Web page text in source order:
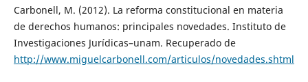
Carbonell, M. (2012). La reforma constitucional en materia
de derechos humanos: principales novedades. Instituto de
Investigaciones Jurídicas–unam. Recuperado de
http://www.miguelcarbonell.com/articulos/novedades.shtml